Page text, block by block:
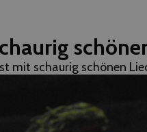
mit schaurig schönen